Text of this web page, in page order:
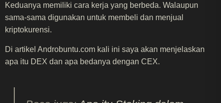
Keduanya memiliki cara kerja yang berbeda. Walaupun
sama-sama digunakan untuk membeli dan menjual
kriptokurensi.
Di artikel Androbuntu.com kali ini saya akan menjelaskan
apa itu DEX dan apa bedanya dengan CEX.